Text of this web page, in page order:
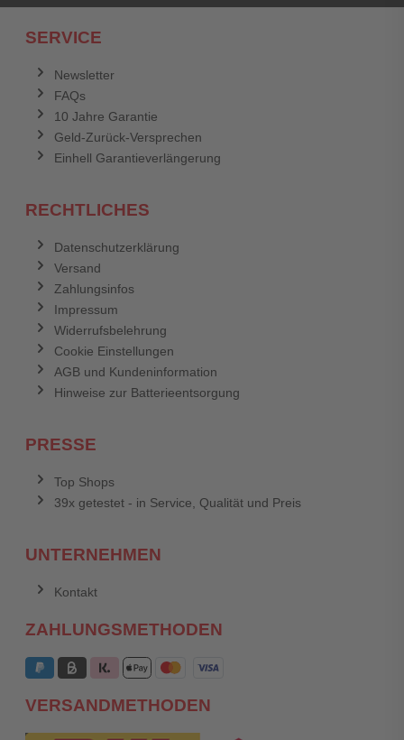
SERVICE
Newsletter
FAQs
10 Jahre Garantie
Geld-Zurück-Versprechen
Einhell Garantieverlängerung
RECHTLICHES
Datenschutzerklärung
Versand
Zahlungsinfos
Impressum
Widerrufsbelehrung
Cookie Einstellungen
AGB und Kundeninformation
Hinweise zur Batterieentsorgung
PRESSE
Top Shops
39x getestet - in Service, Qualität und Preis
UNTERNEHMEN
Kontakt
ZAHLUNGSMETHODEN
VERSANDMETHODEN